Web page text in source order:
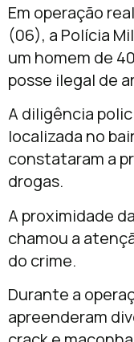
Em operação
(06), a Polícia
um homem de
posse ilegal de
A diligência
localizada no
constataram a
drogas.
A proximidade
chamou a
do crime.
Durante a
apreenderam